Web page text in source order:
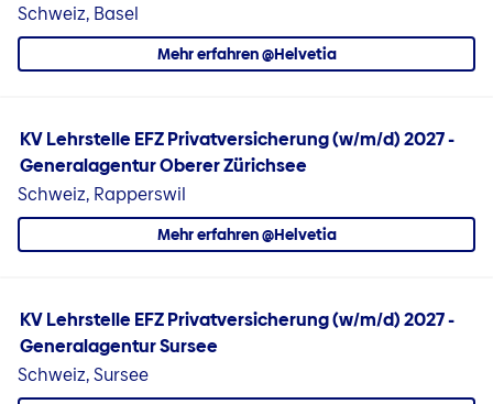
Schweiz, Basel
Mehr erfahren @Helvetia
KV Lehrstelle EFZ Privatversicherung (w/m/d) 2027 -
Generalagentur Oberer Zürichsee
Schweiz, Rapperswil
Mehr erfahren @Helvetia
KV Lehrstelle EFZ Privatversicherung (w/m/d) 2027 -
Generalagentur Sursee
Schweiz, Sursee